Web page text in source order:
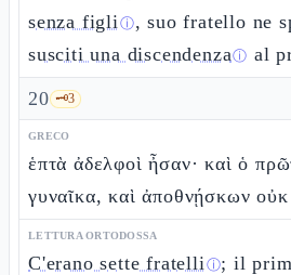
senza figliⓘ, suo fratello ne
susciti una discendenzaⓘ al
20 🗝️3
GRECO
ἑπτὰ ἀδελφοὶ ἦσαν· καὶ ὁ
γυναῖκα, καὶ ἀποθνῄσκων
LETTURA ORTODOSSA
C'erano sette fratelliⓘ; il